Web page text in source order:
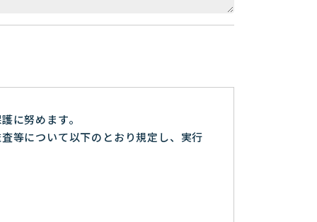
に努めます。
等について以下のとおり規定し、実行